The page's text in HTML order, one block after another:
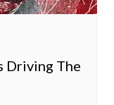
Driving The